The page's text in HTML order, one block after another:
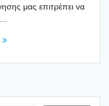
μας επι­τρέ­πει να